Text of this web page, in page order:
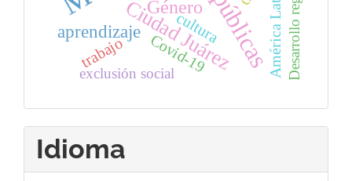
Ciudad Juárez
Género
aprendizaje América Latina
cultura
Covid-19
trabajo Desarrollo regional
exclusión social
Idioma